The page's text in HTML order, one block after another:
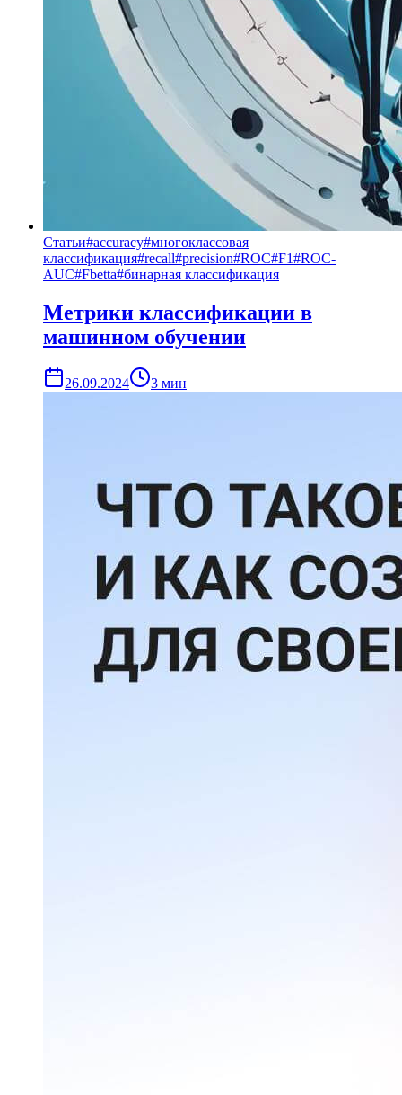
Статьи#accuracy#многоклассовая
классификация#recall#precision#ROC#F1#ROC-
AUC#Fbetta#бинарная классификация
Метрики классификации в
машинном обучении
26.09.2024 3 мин